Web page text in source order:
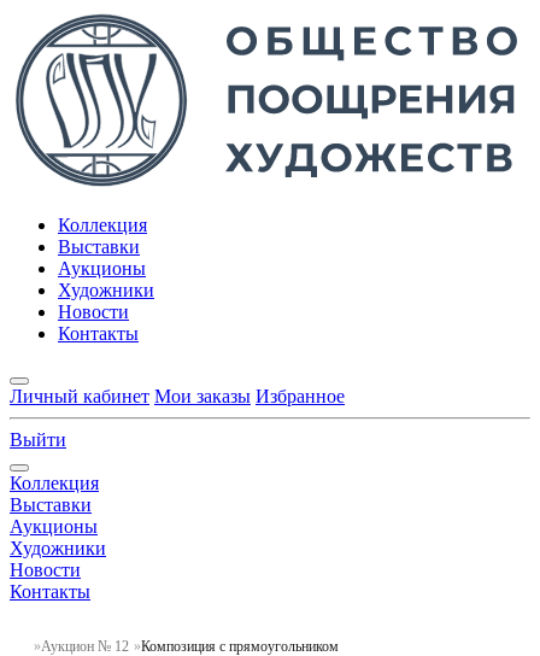
Коллекция
Выставки
Аукционы
Художники
Новости
Контакты
Личный кабинет Мои заказы Избранное
Выйти
Коллекция
Выставки
Аукционы
Художники
Новости
Контакты
Аукцион № 12 Композиция с прямоугольником